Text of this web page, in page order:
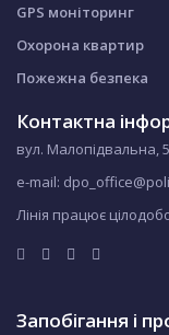
GPS моніторинг
Охорона квартир
Пожежна безпека
Контактна
вул. Малопідвальна,
e-mail:
Лінія працює
Запобігання і